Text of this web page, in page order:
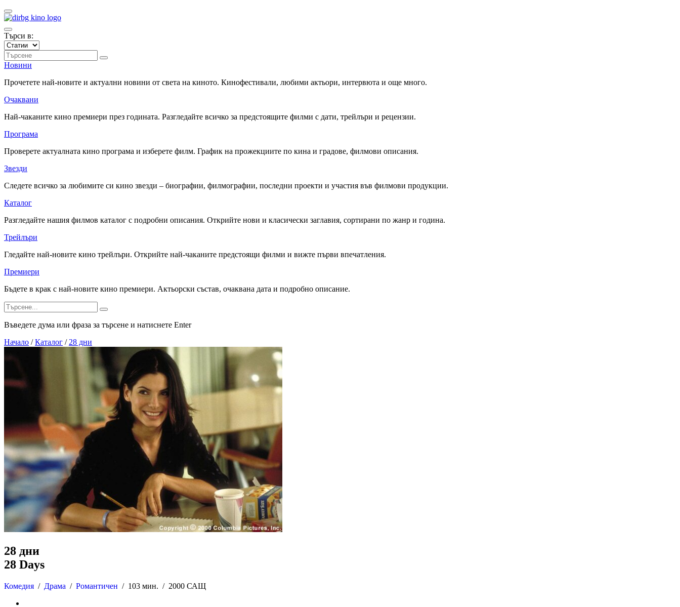
Търси в:
Новини
Прочетете най-новите и актуални новини от света на киното. Кинофестивали, любими актьори, интервюта и още много.
Очаквани
Най-чаканите кино премиери през годината. Разгледайте всичко за предстоящите филми с дати, трейлъри и рецензии.
Програма
Проверете актуалната кино програма и изберете филм. График на прожекциите по кина и градове, филмови описания.
Звезди
Следете всичко за любимите си кино звезди – биографии, филмографии, последни проекти и участия във филмови продукции.
Каталог
Разгледайте нашия филмов каталог с подробни описания. Открийте нови и класически заглавия, сортирани по жанр и година.
Трейлъри
Гледайте най-новите кино трейлъри. Открийте най-чаканите предстоящи филми и вижте първи впечатления.
Премиери
Бъдете в крак с най-новите кино премиери. Актьорски състав, очаквана дата и подробно описание.
Въведете дума или фраза за търсене и натиснете Enter
Начало / Каталог / 28 дни
28 дни
28 Days
Комедия / Драма / Романтичен / 103 мин. / 2000 САЩ